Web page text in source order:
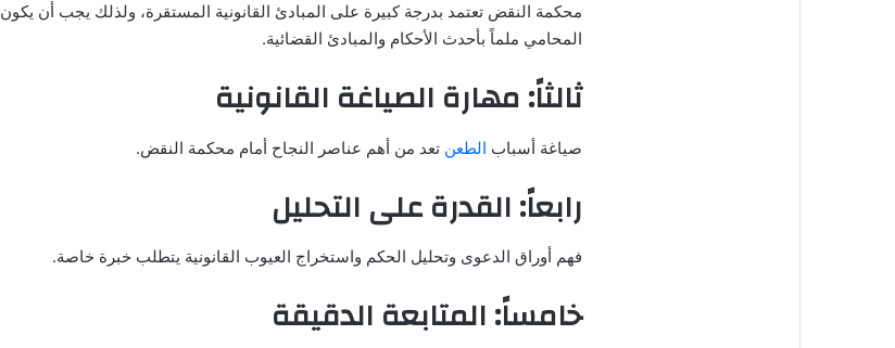
محكمة النقض تعتمد بدرجة كبيرة على المبادئ القانونية المستقرة، ولذلك يجب أن يكون
المحامي ملماً بأحدث الأحكام والمبادئ القضائية.
ثالثاً: مهارة الصياغة القانونية
صياغة أسباب الطعن تعد من أهم عناصر النجاح أمام محكمة النقض.
رابعاً: القدرة على التحليل
فهم أوراق الدعوى وتحليل الحكم واستخراج العيوب القانونية يتطلب خبرة خاصة.
خامساً: المتابعة الدقيقة